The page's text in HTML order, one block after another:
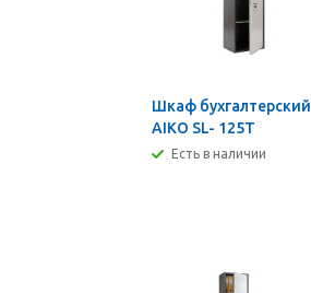
Шкаф бухгалтерский
AIKO SL- 125Т
Есть в наличии